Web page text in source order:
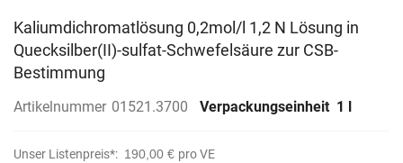
Kaliumdichromatlösung 0,2mol/l 1,2 N Lösung in
Quecksilber(II)-sulfat-Schwefelsäure zur CSB-
Bestimmung
Artikelnummer 01521.3700 Verpackungseinheit 1 l
Unser Listenpreis*: 190,00 € pro VE